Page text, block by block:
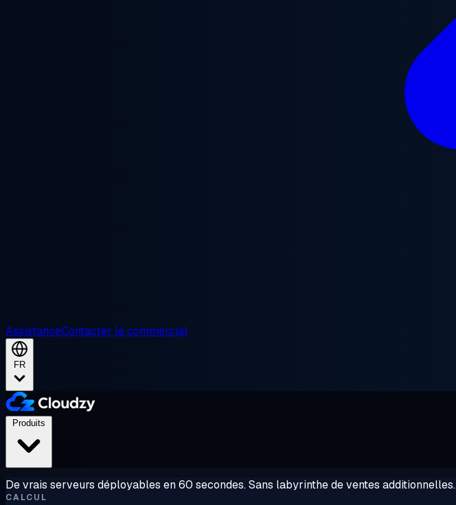
AssistanceContacter le commercial
FR
De vrais serveurs déployables en 60 secondes. Sans labyrinthe de ventes additionnelles.
CALCUL